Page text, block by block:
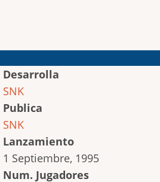
Desarrolla
SNK
Publica
SNK
Lanzamiento
1 Septiembre, 1995
Num. Jugadores